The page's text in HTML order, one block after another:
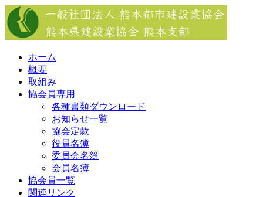
Skip
to
content
ホーム
概要
取組み
協会員専用
各種書類ダウンロード
お知らせ一覧
協会定款
役員名簿
委員会名簿
会員名簿
協会員一覧
関連リンク